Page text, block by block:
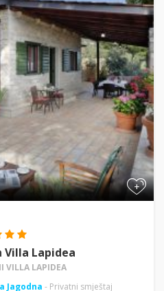
+
Lapidea
VILLA LAPIDEA
Jagodna - Privatni smještaj